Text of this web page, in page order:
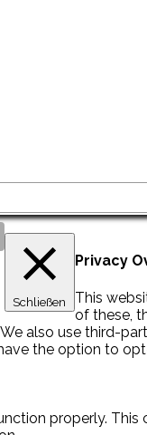
Schließen
Privacy
This
of these,
also use third-
the option to
properly.